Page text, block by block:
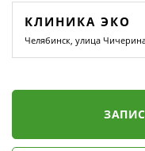
КЛИНИКА ЭКО
Челябинск, улица